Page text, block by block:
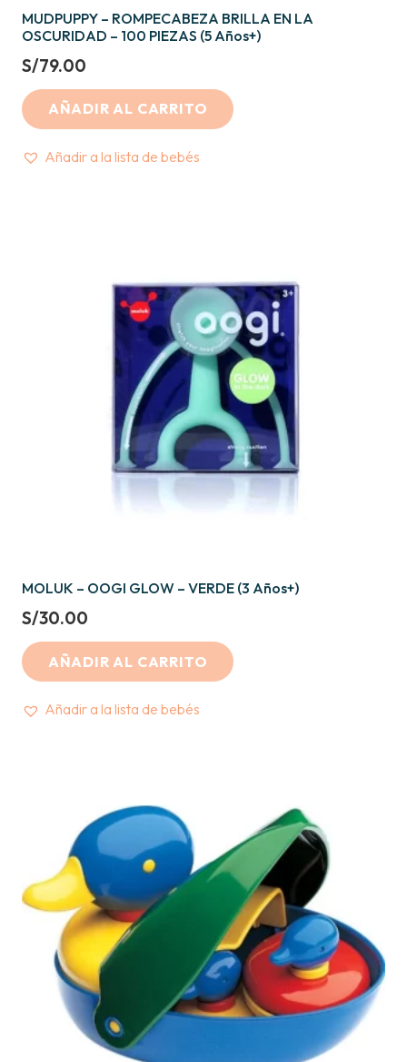
MUDPUPPY – ROMPECABEZA BRILLA EN LA
OSCURIDAD – 100 PIEZAS (5 Años+)
S/79.00
AÑADIR AL CARRITO
Añadir a la lista de bebés
MOLUK – OOGI GLOW – VERDE (3 Años+)
S/30.00
AÑADIR AL CARRITO
Añadir a la lista de bebés